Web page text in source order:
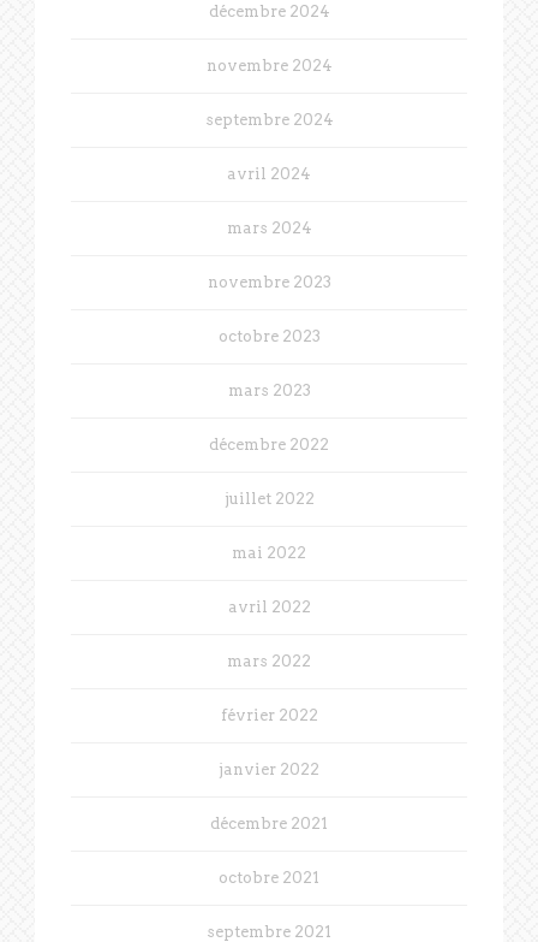
décembre 2024
novembre 2024
septembre 2024
avril 2024
mars 2024
novembre 2023
octobre 2023
mars 2023
décembre 2022
juillet 2022
mai 2022
avril 2022
mars 2022
février 2022
janvier 2022
décembre 2021
octobre 2021
septembre 2021